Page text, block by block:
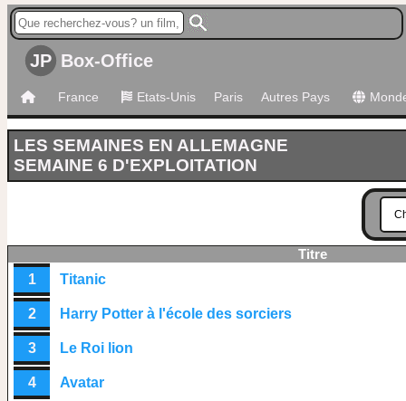
JP Box-Office
France Etats-Unis Paris Autres Pays
LES SEMAINES EN ALLEMAGNE
SEMAINE 6 D'EXPLOITATION
Titre
1 Titanic
2 Harry Potter à l'école des sorciers
3 Le Roi lion
4 Avatar